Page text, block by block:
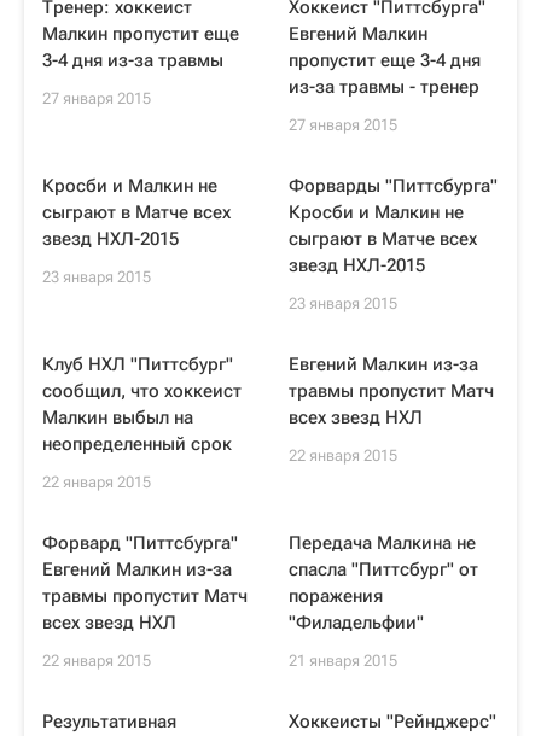
Тренер: хоккеист
Малкин пропустит еще
3-4 дня из-за травмы
27 января 2015
Хоккеист "Питтсбурга"
Евгений Малкин
пропустит еще 3-4 дня
из-за травмы - тренер
27 января 2015
Кросби и Малкин не
сыграют в Матче всех
звезд НХЛ-2015
23 января 2015
Форварды "Питтсбурга"
Кросби и Малкин не
сыграют в Матче всех
звезд НХЛ-2015
23 января 2015
Клуб НХЛ "Питтсбург"
сообщил, что хоккеист
Малкин выбыл на
неопределенный срок
22 января 2015
Евгений Малкин из-за
травмы пропустит Матч
всех звезд НХЛ
22 января 2015
Форвард "Питтсбурга"
Евгений Малкин из-за
травмы пропустит Матч
всех звезд НХЛ
22 января 2015
Передача Малкина не
спасла "Питтсбург" от
поражения
"Филадельфии"
21 января 2015
Результативная
Хоккеисты "Рейнджерс"